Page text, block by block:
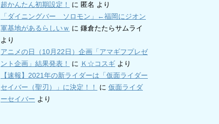
超かんたん初期設定！
に 匿名 より
「ダイニングバー ソロモン」←福岡にジオン
軍基地があるらしいｗ に 鎌倉たたらサムライ
より
アニメの日（10月22日）企画「アマギフプレゼ
ント企画」結果発表！
に Ｋ☆コスギ より
【速報】2021年の新ライダーは「仮面ライダー
セイバー（聖刃）」に決定！！
に 仮面ライダ
ーセイバー より